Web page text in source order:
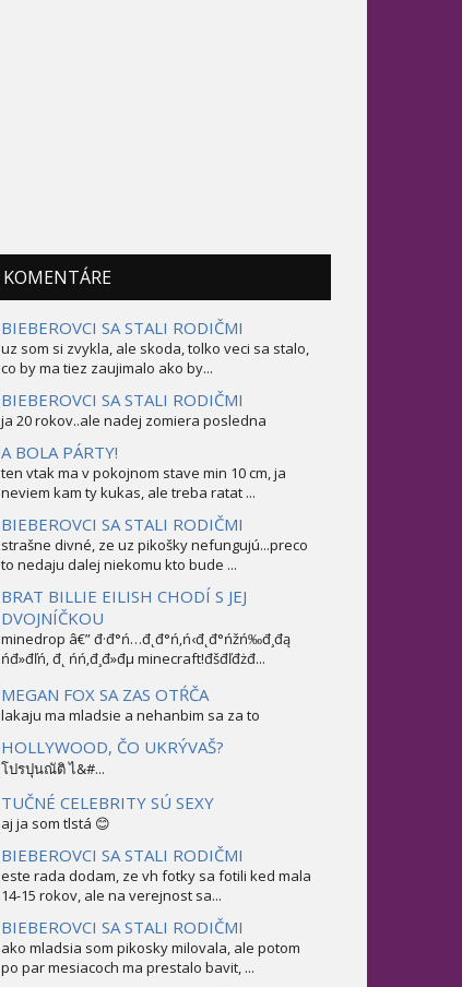
KOMENTÁRE
BIEBEROVCI SA STALI RODIČMI
uz som si zvykla, ale skoda, tolko veci sa stalo,
co by ma tiez zaujimalo ako by...
BIEBEROVCI SA STALI RODIČMI
ja 20 rokov..ale nadej zomiera posledna
A BOLA PÁRTY!
ten vtak ma v pokojnom stave min 10 cm, ja
neviem kam ty kukas, ale treba ratat ...
BIEBEROVCI SA STALI RODIČMI
strašne divné, ze uz pikošky nefungujú...preco
to nedaju dalej niekomu kto bude ...
BRAT BILLIE EILISH CHODÍ S JEJ
DVOJNÍČKOU
minedrop â€” đ·đ°ń…đ˛đ°ń‚ń‹đ˛đ°ńžń‰đ¸đą
ńđ»đľń‚ đ˛ ńń‚đ¸đ»đµ minecraft!đšđľđżđ...
MEGAN FOX SA ZAS OTŔČA
lakaju ma mladsie a nehanbim sa za to
HOLLYWOOD, ČO UKRÝVAŠ?
โปรปุนณัติ ไ&#...
TUČNÉ CELEBRITY SÚ SEXY
aj ja som tlstá 😊
BIEBEROVCI SA STALI RODIČMI
este rada dodam, ze vh fotky sa fotili ked mala
14-15 rokov, ale na verejnost sa...
BIEBEROVCI SA STALI RODIČMI
ako mladsia som pikosky milovala, ale potom
po par mesiacoch ma prestalo bavit, ...